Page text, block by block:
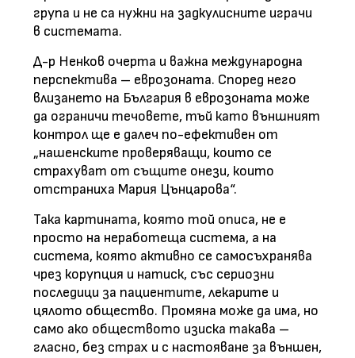
група и не са нужни на задкулисните играчи
в системата.
Д-р Ненков очерта и важна международна
перспектива – еврозоната. Според него
влизането на България в еврозоната може
да ограничи течовете, тъй като външният
контрол ще е далеч по-ефективен от
„нашенските проверяващи, които се
страхуват от същите онези, които
отстраниха Мария Цънцарова“.
Така картината, която той описа, не е
просто на неработеща система, а на
система, която активно се самосъхранява
чрез корупция и натиск, със сериозни
последици за пациентите, лекарите и
цялото общество. Промяна може да има, но
само ако обществото изиска такава –
гласно, без страх и с настояване за външен,